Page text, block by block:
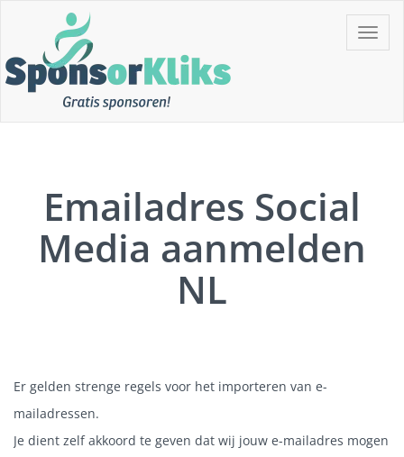
content
Toggle
Emailadres Social
Media aanmelden
NL
Er gelden strenge regels voor het importeren van e-
mailadressen.
Je dient zelf akkoord te geven dat wij jouw e-mailadres mogen